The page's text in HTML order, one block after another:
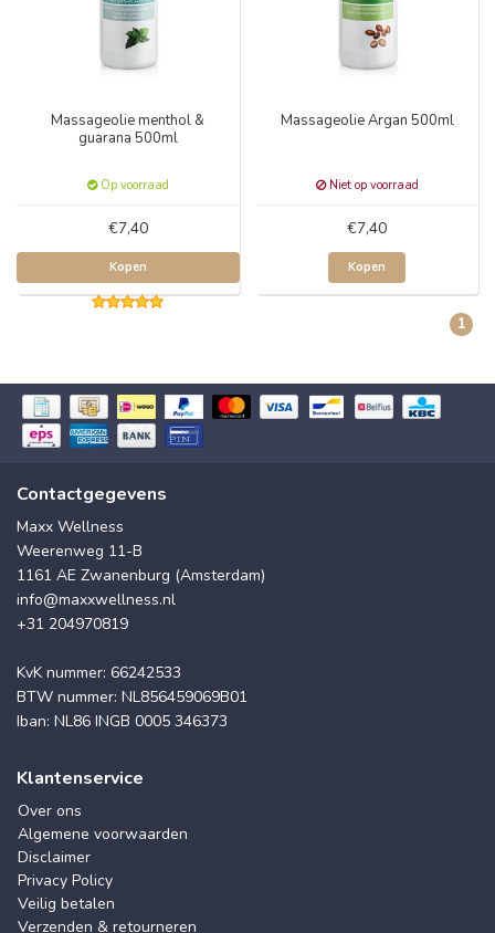
Massageolie menthol &
guarana 500ml
Op voorraad
€7,40
Kopen
Massageolie Argan 500ml
Niet op voorraad
€7,40
Kopen
1
Contactgegevens
Maxx Wellness
Weerenweg 11-B
1161 AE Zwanenburg (Amsterdam)
info@maxxwellness.nl
+31 204970819
KvK nummer: 66242533
BTW nummer: NL856459069B01
Iban: NL86 INGB 0005 346373
Klantenservice
Over ons
Algemene voorwaarden
Disclaimer
Privacy Policy
Veilig betalen
Verzenden & retourneren